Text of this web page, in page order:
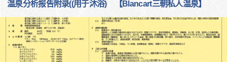
温泉分析报告附录((用于沐浴) 【Blancart三朝私人温泉】